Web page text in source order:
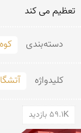
تعظیم می کند
دسته‌بندی
کلید‌واژه آتشگا
59.1K بازدید